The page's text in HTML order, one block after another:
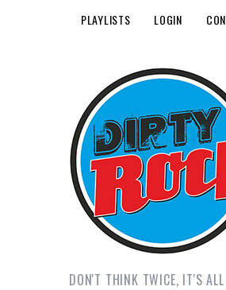
PLAYLISTS LOGIN
DON'T THINK TWICE, IT'S